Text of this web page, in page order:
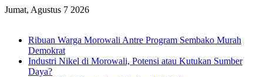
Jumat, Agustus 7 2026
Ribuan Warga Morowali Antre Program Sembako Murah
Demokrat
Industri Nikel di Morowali, Potensi atau Kutukan Sumber
Daya?